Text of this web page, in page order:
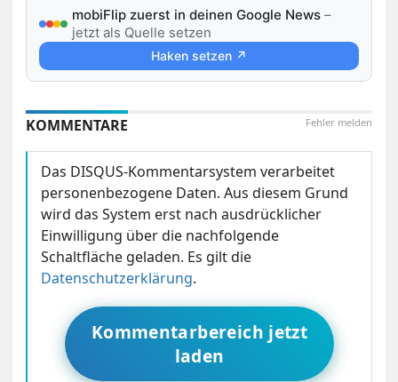
mobiFlip zuerst in deinen Google News –
jetzt als Quelle setzen
Haken setzen ↗
Fehler melden
KOMMENTARE
Das DISQUS-Kommentarsystem verarbeitet
personenbezogene Daten. Aus diesem Grund
wird das System erst nach ausdrücklicher
Einwilligung über die nachfolgende
Schaltfläche geladen. Es gilt die
Datenschutzerklärung.
Kommentarbereich jetzt
laden